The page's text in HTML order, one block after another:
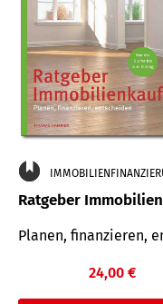
Ratgeber
Planen, finanzieren,
24,00 €